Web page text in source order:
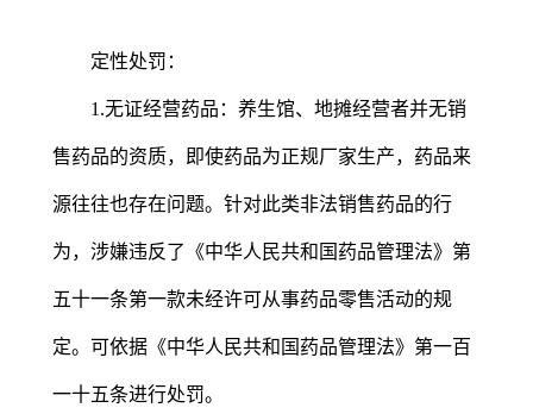
定性处罚 ：
1.无证经营药品：养生馆、地摊经营者并无销
售药品的资质，即使药品为正规厂家生产，药品来
源往往也存在问题。针对此类非法销售药品的行
为，涉嫌违反了《中华人民共和国药品管理法》第
五十一条第一款未经许可从事药品零售活动的规
定。可依据《中华人民共和国药品管理法》第一百
一十五条进行处罚。